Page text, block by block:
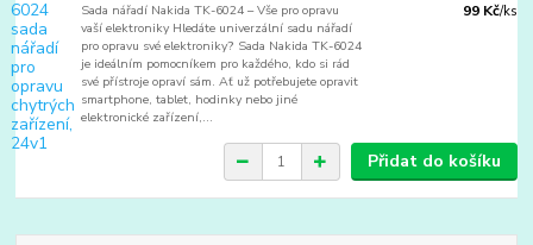
Sada nářadí Nakida TK-6024 – Vše pro opravu
vaší elektroniky Hledáte univerzální sadu nářadí
pro opravu své elektroniky? Sada Nakida TK-6024
je ideálním pomocníkem pro každého, kdo si rád
své přístroje opraví sám. Ať už potřebujete opravit
smartphone, tablet, hodinky nebo jiné
elektronické zařízení,...
99 Kč/ks
Přidat do košíku